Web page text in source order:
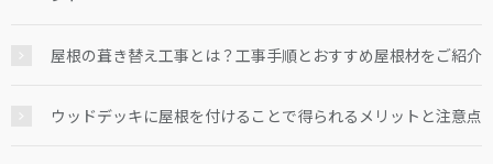
屋根の葺き替え工事とは？工事手順とおすすめ屋根材をご紹介
ウッドデッキに屋根を付けることで得られるメリットと注意点